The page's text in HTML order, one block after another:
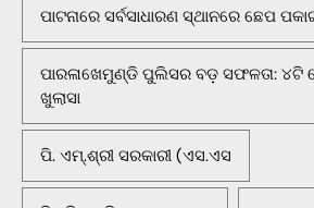
ପାଟନାରେ ସର୍ବସାଧାରଣ ସ୍ଥାନରେ ଛେପ
ପାରଳାଖେମୁଣ୍ଡି ପୁଲିସର ବଡ଼ ସଫଳତା: ୪ଟି
ଖୁଲାସା
ପି. ଏମ୍.ଶ୍ରୀ ସରକାରୀ (ଏସ.ଏସ